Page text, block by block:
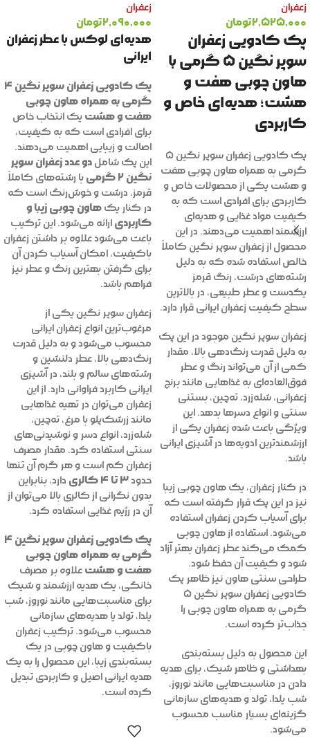
زعفران
۲,۵۲۵,۰۰۰تومان
پک کادویی زعفران
سوپر نگین ۵ گرمی با
هاون چوبی هفت و
هشت؛ هدیه‌ای خاص و
کاربردی
پک کادویی زعفران سوپر نگین ۵
گرمی به همراه هاون چوبی هفت
و هشت یکی از محصولات خاص و
کاربردی برای افرادی است که به
کیفیت مواد غذایی و هدیه‌ای
ارزشمند اهمیت می‌دهند. در این
محصول از زعفران سوپر نگین کاملاً
خالص استفاده شده که به دلیل
رشته‌های درشت، رنگ قرمز
یکدست و عطر طبیعی، در بالاترین
سطح کیفیت زعفران ایرانی قرار دارد.
زعفران سوپر نگین موجود در این پک
به دلیل قدرت رنگ‌دهی بالا، مقدار
کمی از آن می‌تواند رنگ و عطر
فوق‌العاده‌ای به غذاهایی مانند برنج
زعفرانی، شله‌زرد، ته‌چین، بستنی
سنتی و انواع دسرها بدهد. این
ویژگی باعث شده زعفران یکی از
ارزشمندترین ادویه‌ها در آشپزی ایرانی
باشد.
در کنار زعفران، یک هاون چوبی زیبا
نیز در این پک قرار گرفته است که
برای آسیاب کردن زعفران استفاده
می‌شود. استفاده از هاون چوبی
کمک می‌کند عطر زعفران بهتر آزاد
شود و کیفیت آن حفظ شود.
طراحی سنتی هاون نیز ظاهر پک
کادویی زعفران سوپر نگین ۵
گرمی به همراه هاون چوبی را
جذاب‌تر کرده است.
این محصول به دلیل بسته‌بندی
بهداشتی و ظاهر شیک، برای هدیه
دادن در مناسبت‌هایی مانند نوروز،
شب یلدا، تولد و هدیه‌های سازمانی
گزینه‌ای بسیار مناسب محسوب
می‌شود.
زعفران
۲,۰۹۰,۰۰۰تومان
هدیه‌ای لوکس با عطر زعفران
ایرانی
پک کادویی زعفران سوپر نگین ۴
گرمی به همراه هاون چوبی
هفت و هشت یک انتخاب خاص
برای افرادی است که به کیفیت،
اصالت و زیبایی اهمیت می‌دهند.
این پک شامل دو عدد زعفران سوپر
نگین ۲ گرمی
با رشته‌های کاملاً
قرمز، درشت و خوش‌رنگ است که
در کنار یک هاون چوبی زیبا و
کاربردی ارائه می‌شود. این ترکیب
باعث می‌شود علاوه بر داشتن زعفران
باکیفیت، امکان آسیاب کردن آن
برای گرفتن بهترین رنگ و عطر نیز
فراهم باشد.
زعفران سوپر نگین یکی از
مرغوب‌ترین انواع زعفران ایرانی
محسوب می‌شود و به دلیل قدرت
رنگ‌دهی بالا، عطر دلنشین و
رشته‌های سالم و بلند، در آشپزی
ایرانی کاربرد فراوانی دارد. از این
زعفران می‌توان در تهیه غذاهایی
مانند زرشک‌پلو با مرغ، ته‌چین،
شله‌زرد، انواع دسر و نوشیدنی‌های
سنتی استفاده کرد. مقدار مصرف
زعفران کم است و هر گرم آن تنها
حدود۳ تا ۴ کالری
دارد، بنابراین
بدون نگرانی از کالری بالا می‌توان از
آن در رژیم غذایی استفاده کرد.
پک کادویی زعفران سوپر نگین ۴
گرمی به همراه هاون چوبی
هفت و هشت علاوه بر مصرف
خانگی، یک هدیه ارزشمند و شیک
برای مناسبت‌هایی مانند نوروز، شب
یلدا، تولد یا هدیه‌های سازمانی
محسوب می‌شود. ترکیب زعفران
باکیفیت و هاون چوبی در یک
بسته‌بندی زیبا، این محصول را به یک
هدیه ایرانی اصیل و کاربردی تبدیل
کرده است.